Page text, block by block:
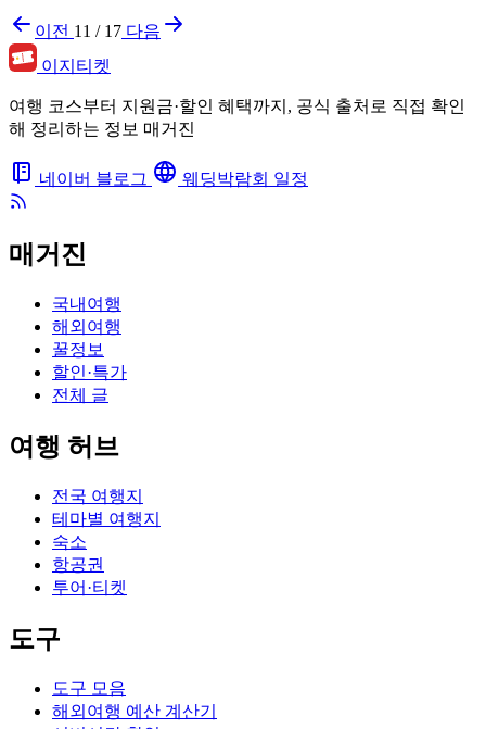
이전 11 / 17 다음
이지티켓
여행 코스부터 지원금·할인 혜택까지, 공식 출처로 직접 확인
해 정리하는 정보 매거진
네이버 블로그 웨딩박람회 일정
매거진
국내여행
해외여행
꿀정보
할인·특가
전체 글
여행 허브
전국 여행지
테마별 여행지
숙소
항공권
투어·티켓
도구
도구 모음
해외여행 예산 계산기